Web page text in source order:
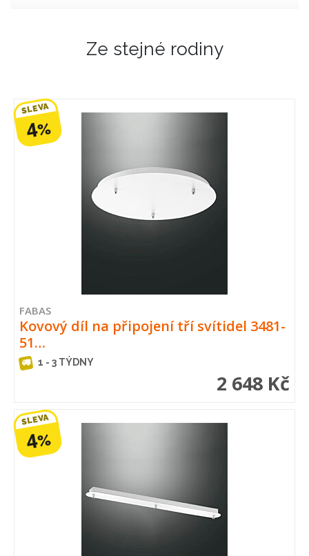
Ze stejné rodiny
SLEVA
4%
FABAS
Kovový díl na připojení tří svítidel 3481-
51…
1 - 3 TÝDNY
2 648 Kč
SLEVA
4%